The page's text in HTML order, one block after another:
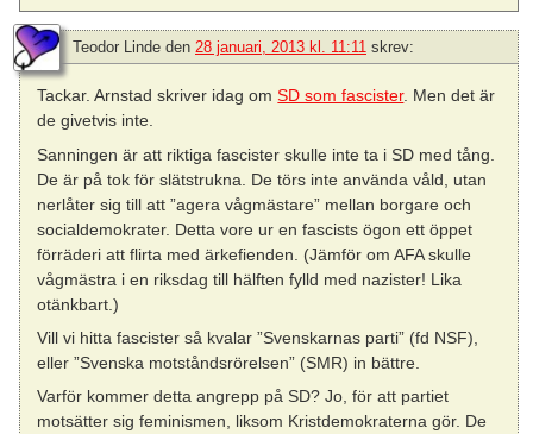
Teodor Linde den 28 januari, 2013 kl. 11:11 skrev:
Tackar. Arnstad skriver idag omSD som fascister. Men det är
de givetvis inte.
Sanningen är att riktiga fascister skulle inte ta i SD med tång.
De är på tok för slätstrukna. De törs inte använda våld, utan
nerlåter sig till att ”agera vågmästare” mellan borgare och
socialdemokrater. Detta vore ur en fascists ögon ett öppet
förräderi att flirta med ärkefienden. (Jämför om AFA skulle
vågmästra i en riksdag till hälften fylld med nazister! Lika
otänkbart.)
Vill vi hitta fascister så kvalar ”Svenskarnas parti” (fd NSF),
eller ”Svenska motståndsrörelsen” (SMR) in bättre.
Varför kommer detta angrepp på SD? Jo, för att partiet
motsätter sig feminismen, liksom Kristdemokraterna gör. De